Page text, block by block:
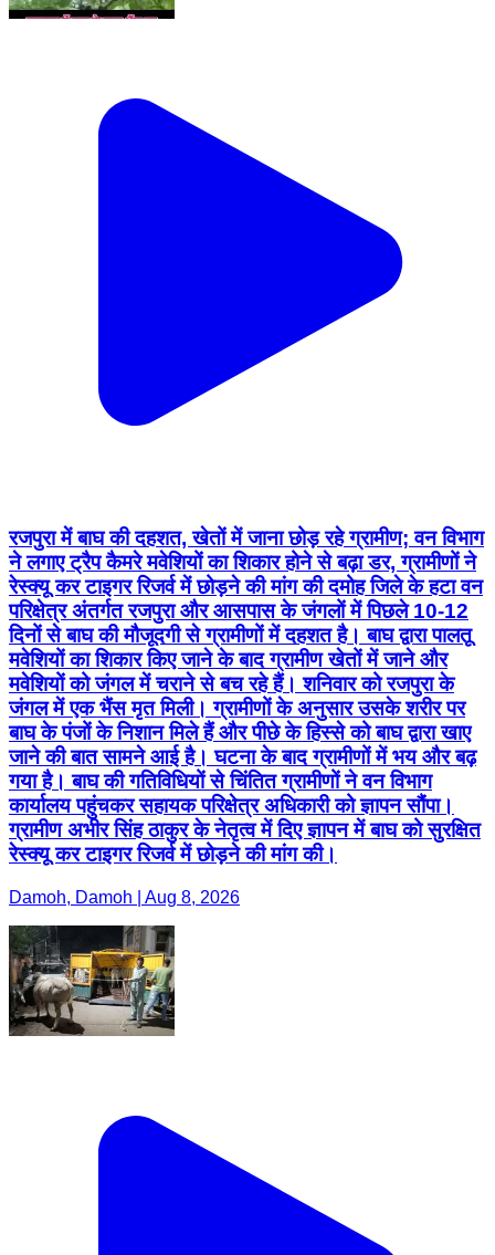
रजपुरा में बाघ की दहशत, खेतों में जाना छोड़ रहे ग्रामीण; वन विभाग
ने लगाए ट्रैप कैमरे मवेशियों का शिकार होने से बढ़ा डर, ग्रामीणों ने
रेस्क्यू कर टाइगर रिजर्व में छोड़ने की मांग की दमोह जिले के हटा वन
परिक्षेत्र अंतर्गत रजपुरा और आसपास के जंगलों में पिछले 10-12
दिनों से बाघ की मौजूदगी से ग्रामीणों में दहशत है। बाघ द्वारा पालतू
मवेशियों का शिकार किए जाने के बाद ग्रामीण खेतों में जाने और
मवेशियों को जंगल में चराने से बच रहे हैं। शनिवार को रजपुरा के
जंगल में एक भैंस मृत मिली। ग्रामीणों के अनुसार उसके शरीर पर
बाघ के पंजों के निशान मिले हैं और पीछे के हिस्से को बाघ द्वारा खाए
जाने की बात सामने आई है। घटना के बाद ग्रामीणों में भय और बढ़
गया है। बाघ की गतिविधियों से चिंतित ग्रामीणों ने वन विभाग
कार्यालय पहुंचकर सहायक परिक्षेत्र अधिकारी को ज्ञापन सौंपा।
ग्रामीण अभीर सिंह ठाकुर के नेतृत्व में दिए ज्ञापन में बाघ को सुरक्षित
रेस्क्यू कर टाइगर रिजर्व में छोड़ने की मांग की।
Damoh, Damoh | Aug 8, 2026